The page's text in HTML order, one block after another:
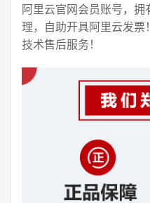
阿里云官网会员账号，
理，自助开具阿里云发
技术售后服务！